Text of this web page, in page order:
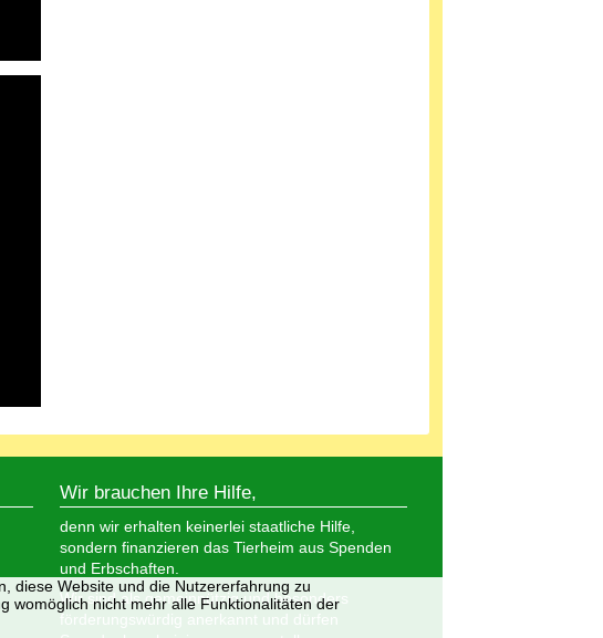
Wir brauchen Ihre Hilfe,
denn wir erhalten keinerlei staatliche Hilfe,
sondern finanzieren das Tierheim aus Spenden
und Erbschaften.
Wir sind als gemeinnützig und besonders
förderungswürdig anerkannt und dürfen
diese Website und die Nutzererfahrung zu
womöglich nicht mehr alle Funktionalitäten der